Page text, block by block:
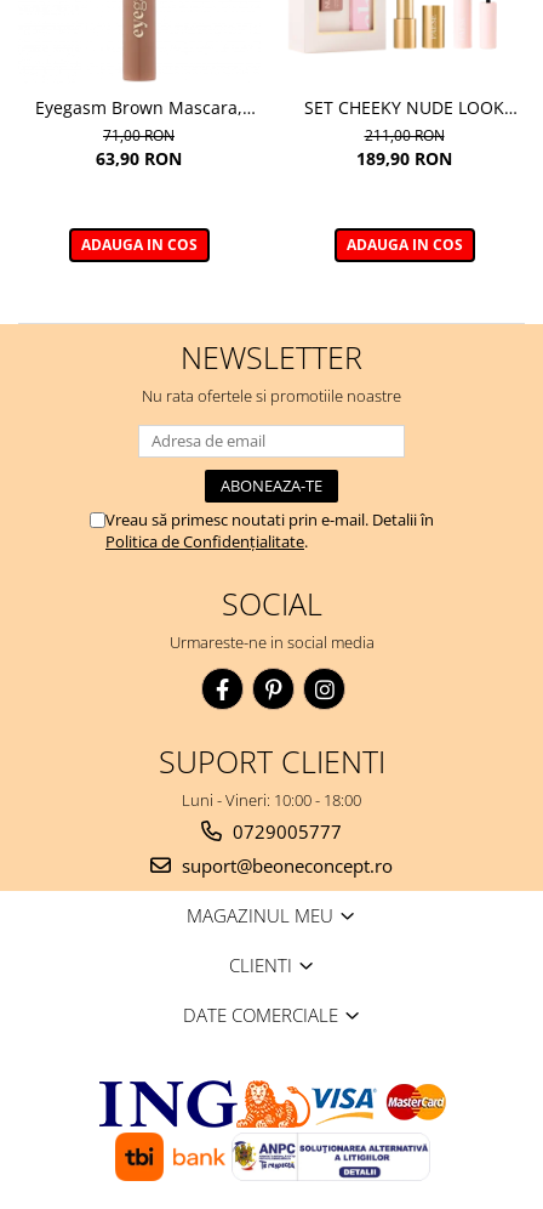
Eyegasm Brown Mascara,
Mascara maro
71,00 RON
63,90 RON
ADAUGA IN COS
SET CHEEKY NUDE LOOK
(MASCARA CHEEKY+
NUDELIGHTFUL LIPSTICK NR
211,00 RON
189,90 RON
ADAUGA IN COS
NEWSLETTER
Nu rata ofertele si promotiile noastre
Vreau să primesc noutati prin e-mail. Detalii în
Politica de Confidențialitate.
SOCIAL
Urmareste-ne in social media
SUPORT CLIENTI
Luni - Vineri: 10:00 - 18:00
0729005777
suport@beoneconcept.ro
MAGAZINUL MEU
CLIENTI
DATE COMERCIALE